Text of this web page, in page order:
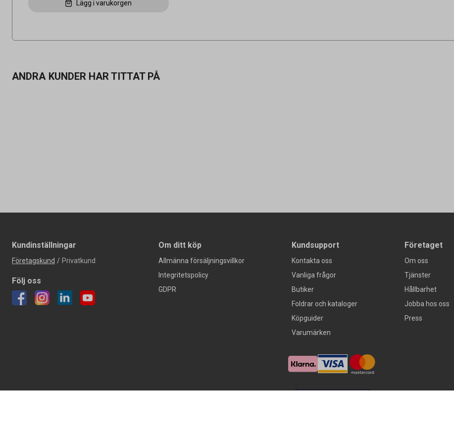
Lägg i varukorgen
ANDRA KUNDER HAR TITTAT PÅ
Kundinställningar
Företagskund / Privatkund
Följ oss
Om ditt köp
Allmänna försäljningsvillkor
Integritetspolicy
GDPR
Kundsupport
Kontakta oss
Vanliga frågor
Butiker
Foldrar och kataloger
Köpguider
Varumärken
Företaget
Om oss
Tjänster
Hållbarhet
Jobba hos oss
Press